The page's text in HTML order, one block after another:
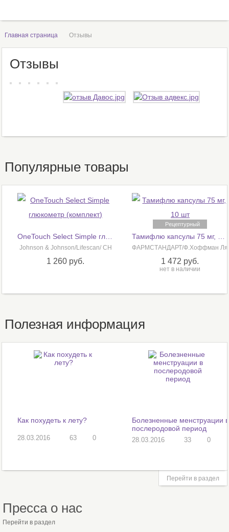
Главная страница Отзывы
Отзывы
Популярные товары
Johnson & Johnson/Lifescan/ CH
1 260 руб.
Рецептурный
ФАРМСТАНДАРТ/Ф.Хоффман Ля
рош
1 472 руб.
нет в наличии
Полезная информация
Как похудеть к лету?
28.03.2016 63 0
Болезненные менструации в
послеродовой период
28.03.2016 33 0
Перейти в раздел
Пресса о нас
Перейти в раздел